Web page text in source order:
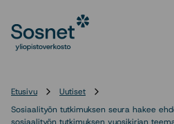
suoraan
sisältöön
Etusivu
Uutiset
Sosiaalityön tutkimuksen seura hakee